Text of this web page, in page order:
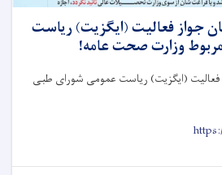
جواز فعالیت (ایگزیت) رياست
وزارت صحت عامه!
فعالیت (ایگزیت) رياست عمومی شورای طبی